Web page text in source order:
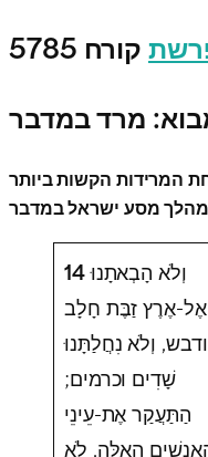
קורח 5785
מרד במדבר
המרידות הקשות ביותר
14וְלֹא הָבְאתָנוּ
אֶל-אֶרֶץ זַבֶּת חָלָב
ודבש, וְלֹא נִחֲלַתָּנוּ
שָׁדִים וכרמים;
הַתַּעֲקַר אֶת-עֵינֵי
הָאֵלֶּה, לֹא